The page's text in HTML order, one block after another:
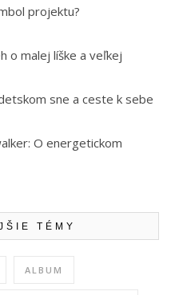
projektu?
o malej líške a veľkej
sne a ceste k sebe
O energetickom
TÉMY
ALBUM